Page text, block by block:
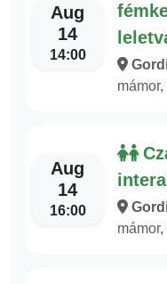
Aug
14
14:00
Aug
14
16:00